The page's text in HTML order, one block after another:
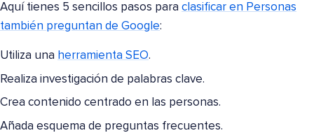
Aquí tienes 5 sencillos pasos para clasificar en Personas
también preguntan de Google:
Utiliza una herramienta SEO.
Realiza investigación de palabras clave.
Crea contenido centrado en las personas.
Añada esquema de preguntas frecuentes.